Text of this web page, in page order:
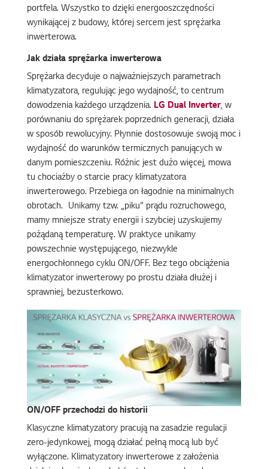
portfela. Wszystko to dzięki energooszczędności
wynikającej z budowy, której sercem jest sprężarka
inwerterowa.
Jak działa sprężarka inwerterowa
Sprężarka decyduje o najważniejszych parametrach
klimatyzatora, regulując jego wydajność, to centrum
dowodzenia każdego urządzenia. LG Dual Inverter, w
porównaniu do sprężarek poprzednich generacji, działa
w sposób rewolucyjny. Płynnie dostosowuje swoją moc i
wydajność do warunków termicznych panujących w
danym pomieszczeniu. Różnic jest dużo więcej, mowa
tu chociażby o starcie pracy klimatyzatora
inwerterowego. Przebiega on łagodnie na minimalnych
obrotach. Unikamy tzw. „piku” prądu rozruchowego,
mamy mniejsze straty energii i szybciej uzyskujemy
pożądaną temperaturę. W praktyce unikamy
powszechnie występującego, niezwykle
energochłonnego cyklu ON/OFF. Bez tego obciążenia
klimatyzator inwerterowy po prostu działa dłużej i
sprawniej, bezusterkowo.
ON/OFF przechodzi do historii
Klasyczne klimatyzatory pracują na zasadzie regulacji
zero-jedynkowej, mogą działać pełną mocą lub być
wyłączone. Klimatyzatory inwerterowe z założenia